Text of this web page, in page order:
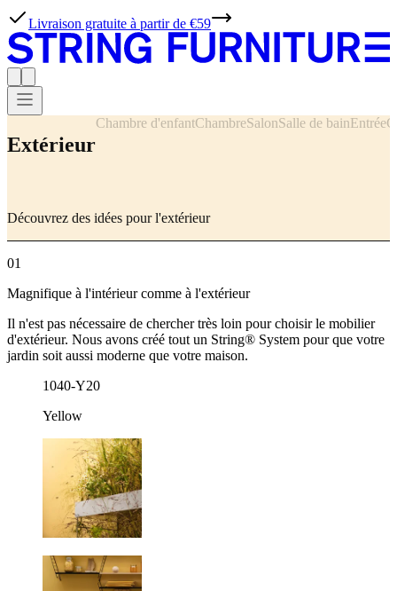
Livraison gratuite à partir de €59
Extérieur
Chambre d'enfantChambreSalonSalle de bainEntrée
Découvrez des idées pour l'extérieur
01
Magnifique à l'intérieur comme à l'extérieur
Il n'est pas nécessaire de chercher très loin pour choisir le mobilier
d'extérieur. Nous avons créé tout un String® System pour que votre
jardin soit aussi moderne que votre maison.
1040-Y20
Yellow